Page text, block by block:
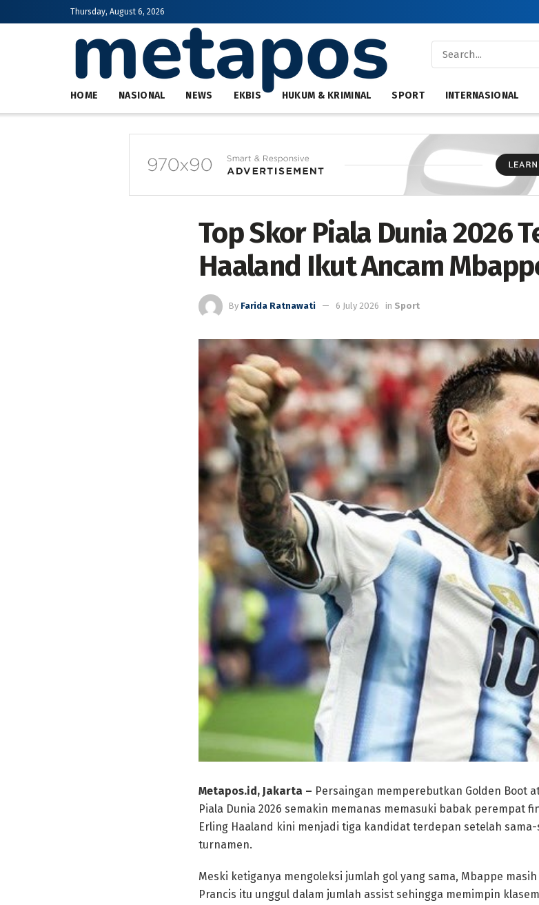
Thursday, August 6, 2026
HOME NASIONAL NEWS EKBIS HUKUM & KRIMINAL SPORT INTERNASIONAL
Top Skor Piala Dunia 2026
Haaland Ikut Ancam
By Farida Ratnawati 6 July 2026 in Sport
Metapos.id, Jakarta – Persaingan memperebutkan Golden Boot
Piala Dunia 2026 semakin memanas memasuki babak perempat
Erling Haaland kini menjadi tiga kandidat terdepan setelah
turnamen.
Meski ketiganya mengoleksi jumlah gol yang sama, Mbappe
Prancis itu unggul dalam jumlah assist sehingga memimpin